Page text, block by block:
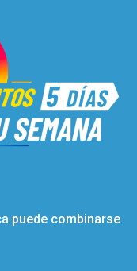
puede combinarse